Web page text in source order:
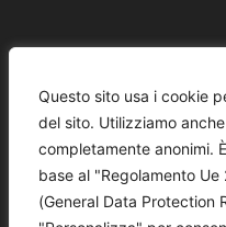
Questo sito usa i cookie
del sito. Utilizziamo
completamente anonimi.
base al "Regolamento
(General Data Protection
CONTATTI
REDAZIONE
COMMERCIALE